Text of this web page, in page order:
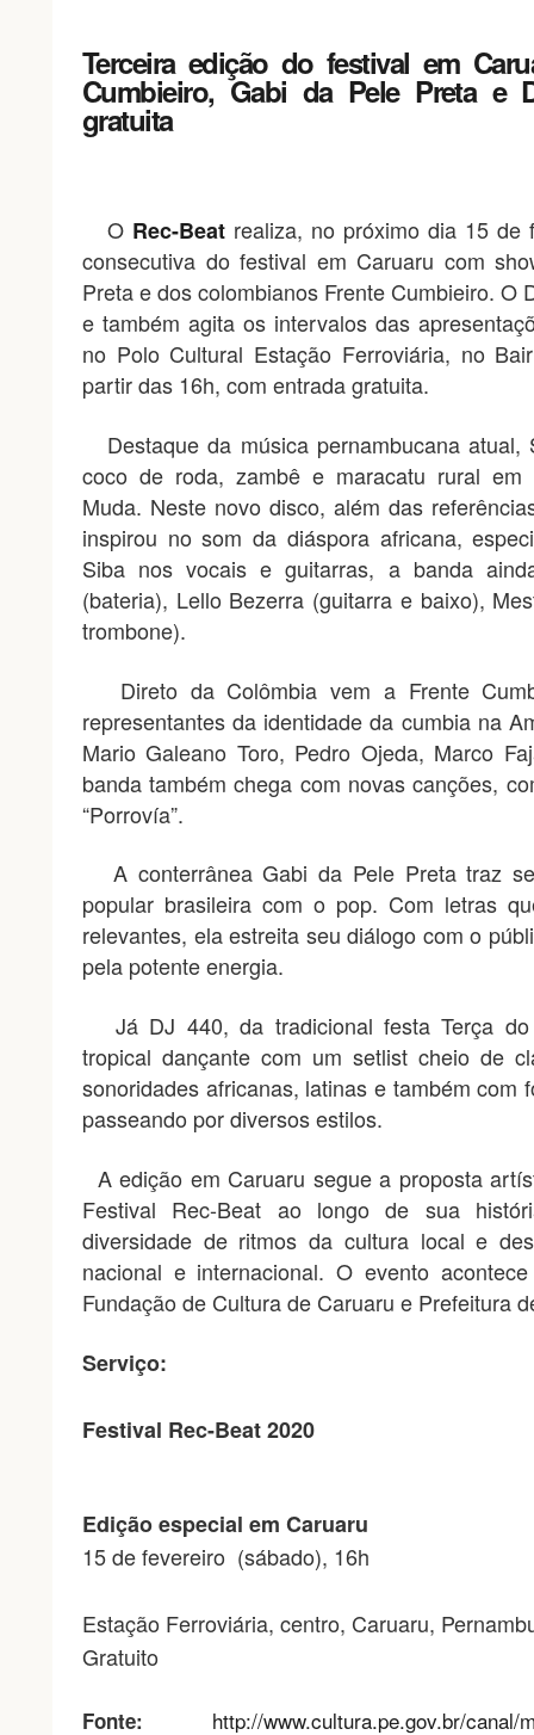
Terceira edição do festival em
Cumbieiro, Gabi da Pele Preta e
gratuita
O Rec-Beat realiza, no próximo dia 15 de
consecutiva do festival em Caruaru com
Preta e dos colombianos Frente Cumbieiro. O
e também agita os intervalos das
no Polo Cultural Estação Ferroviária, no
partir das 16h, com entrada gratuita.
Destaque da música pernambucana atual,
coco de roda, zambê e maracatu rural em
Muda. Neste novo disco, além das
inspirou no som da diáspora africana,
Siba nos vocais e guitarras, a banda
(bateria), Lello Bezerra (guitarra e baixo),
trombone).
Direto da Colômbia vem a Frente
representantes da identidade da cumbia na
Mario Galeano Toro, Pedro Ojeda, Marco
banda também chega com novas canções,
“Porrovía”.
A conterrânea Gabi da Pele Preta traz
popular brasileira com o pop. Com letras
relevantes, ela estreita seu diálogo com o
pela potente energia.
Já DJ 440, da tradicional festa Terça do
tropical dançante com um setlist cheio de
sonoridades africanas, latinas e também com
passeando por diversos estilos.
A edição em Caruaru segue a proposta
Festival Rec-Beat ao longo de sua
diversidade de ritmos da cultura local e
nacional e internacional. O evento
Fundação de Cultura de Caruaru e Prefeitura
Serviço:
Festival Rec-Beat 2020
Edição especial em Caruaru
15 de fevereiro (sábado), 16h
Estação Ferroviária, centro, Caruaru,
Gratuito
Fonte: http://www.cultura.pe.gov.br/canal/